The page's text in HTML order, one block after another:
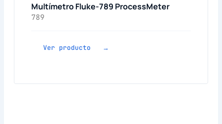
Multímetro Fluke-789 ProcessMeter
789
Ver producto →